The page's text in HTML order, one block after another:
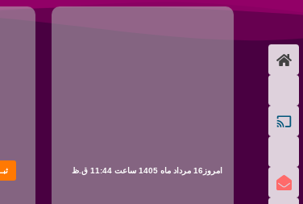
امروز16 مرداد ماه 1405 ساعت 11:44 ق.ظ